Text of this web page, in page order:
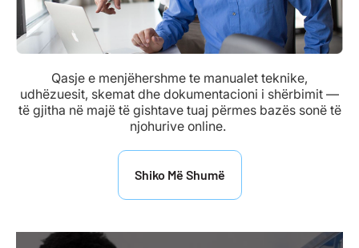
Qasje e menjëhershme te manualet teknike,
udhëzuesit, skemat dhe dokumentacioni i shërbimit —
të gjitha në majë të gishtave tuaj përmes bazës sonë të
njohurive online.
Shiko Më Shumë